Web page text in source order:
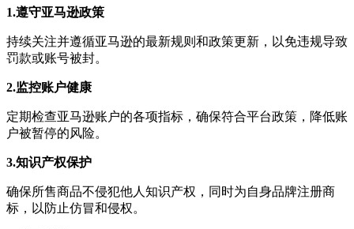
1.遵守亚马逊政策
持续关注并遵循亚马逊的最新规则和政策更新，以免违规导致
罚款或账号被封。
2.监控账户健康
定期检查亚马逊账户的各项指标，确保符合平台政策，降低账
户被暂停的风险。
3.知识产权保护
确保所售商品不侵犯他人知识产权，同时为自身品牌注册商
标，以防止仿冒和侵权。